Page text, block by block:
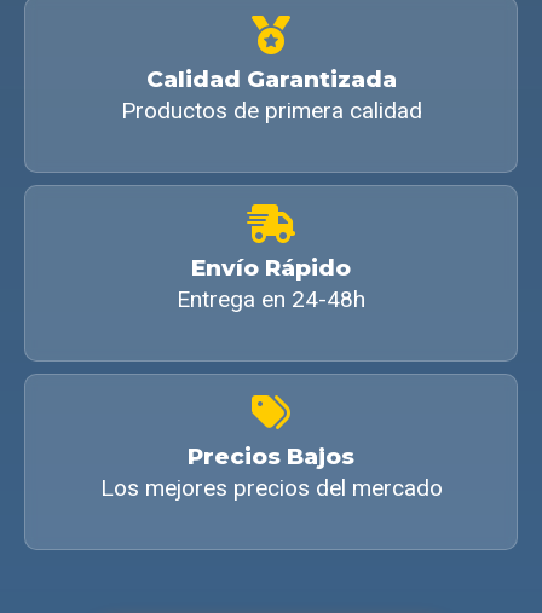
Calidad Garantizada
Productos de primera calidad
Envío Rápido
Entrega en 24-48h
Precios Bajos
Los mejores precios del mercado